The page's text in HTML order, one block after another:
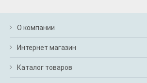
О компании
Интернет магазин
Каталог товаров